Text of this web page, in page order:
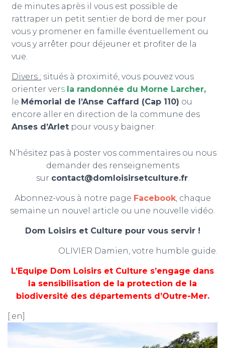
de minutes après il vous est possible de
rattraper un petit sentier de bord de mer pour
vous y promener en famille éventuellement ou
vous y arrêter pour déjeuner et profiter de la
vue.
Divers : situés à proximité, vous pouvez vous
orienter vers la randonnée du Morne Larcher,
le Mémorial de l’Anse Caffard (Cap 110) ou
encore aller en direction de la commune des
Anses d’Arlet pour vous y baigner.
N’hésitez pas à poster vos commentaires ou nous
demander des renseignements
sur contact@domloisirsetculture.fr.
Abonnez-vous à notre page Facebook, chaque
semaine un nouvel article ou une nouvelle vidéo.
Dom Loisirs et Culture pour vous servir !
OLIVIER Damien, votre humble guide.
L’Equipe Dom Loisirs et Culture s’engage dans
la sensibilisation de la protection de la
biodiversité des départements d’Outre-Mer.
[:en]